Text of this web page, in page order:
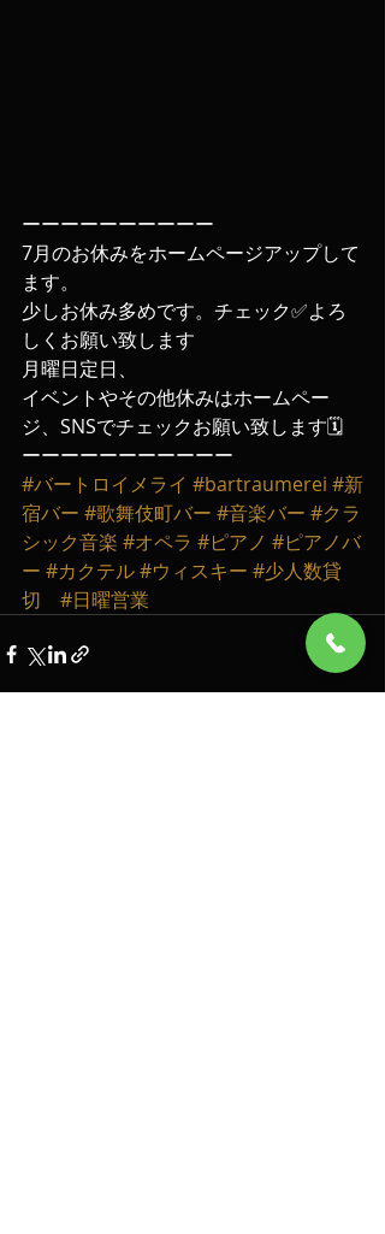
ーーーーーーーーーー
7月のお休みをホームページアップして
ます。
少しお休み多めです。チェック✅よろ
しくお願い致します
月曜日定日、
イベントやその他休みはホームペー
ジ、SNSでチェックお願い致します🗓️
ーーーーーーーーーーー
#バートロイメライ #bartraumerei #新
宿バー #歌舞伎町バー #音楽バー #クラ
シック音楽 #オペラ #ピアノ #ピアノバ
ー #カクテル#ウィスキー #少人数貸
切
#日曜営業